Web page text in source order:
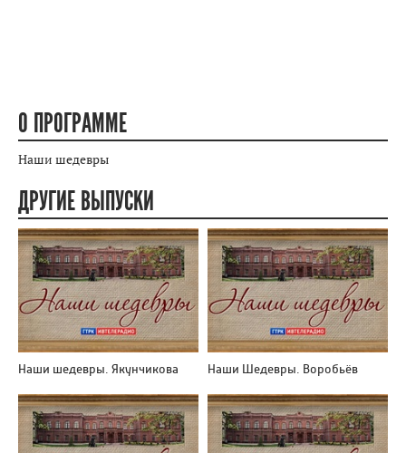
О ПРОГРАММЕ
Наши шедевры
ДРУГИЕ ВЫПУСКИ
Наши шедевры. Якунчикова Наши Шедевры. Воробьёв